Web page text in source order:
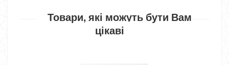
Товари, які можуть бути Вам
цікаві